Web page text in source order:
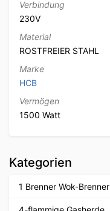
Verbindung
230V
Material
ROSTFREIER STAHL
Marke
HCB
Vermögen
1500 Watt
Kategorien
1 Brenner Wok-Brenner